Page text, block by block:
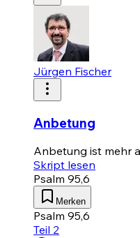
Jürgen Fischer
Anbetung
Anbetung ist mehr
Skript lesen
Psalm 95,6
Merken
Psalm 95,6
Teil 2